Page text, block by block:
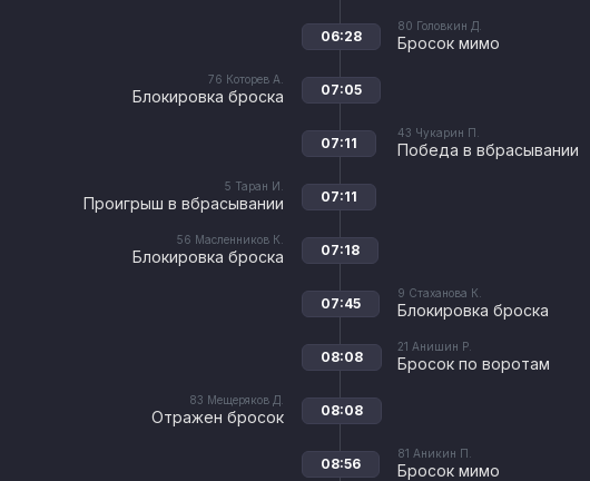
80 Головкин Д.
Бросок мимо
06:28
76 Которев А.
Блокировка броска 07:05
43 Чукарин П.
Победа в вбрасывании
07:11
5 Таран И.
Проигрыш в вбрасывании 07:11
56 Масленников К.
Блокировка броска 07:18
9 Стаханова К.
Блокировка броска
07:45
21 Анишин Р.
Бросок по воротам
08:08
83 Мещеряков Д.
Отражен бросок 08:08
81 Аникин П.
Бросок мимо
08:56